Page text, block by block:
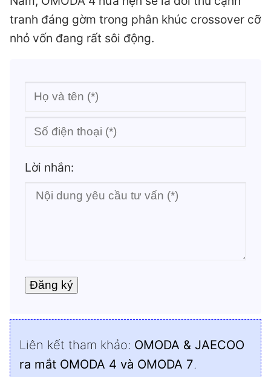
tranh đáng gờm trong phân khúc crossover cỡ
nhỏ vốn đang rất sôi động.
Lời nhắn:
Liên kết tham khảo: OMODA & JAECOO
ra mắt OMODA 4 và OMODA 7.